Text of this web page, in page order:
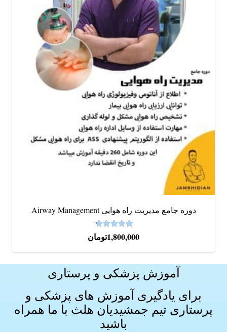
دوره جامع مدیریت راه هوایی Airway Management
4.64 از 5 1,800,000تومان
آموزش پزشکی و پرستاری
برای یادگیری آموزش های پزشکی و
پرستاری تیم جمشیدیان هلث با ما همراه
باشید